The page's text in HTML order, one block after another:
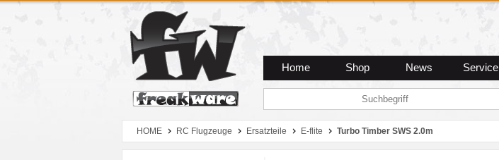
Zum Hauptmenue
Zum Seiteninhalt
Zum Warenkob
Home Shop News Service
HOME RC Flugzeuge Ersatzteile E-flite Turbo Timber SWS 2.0m